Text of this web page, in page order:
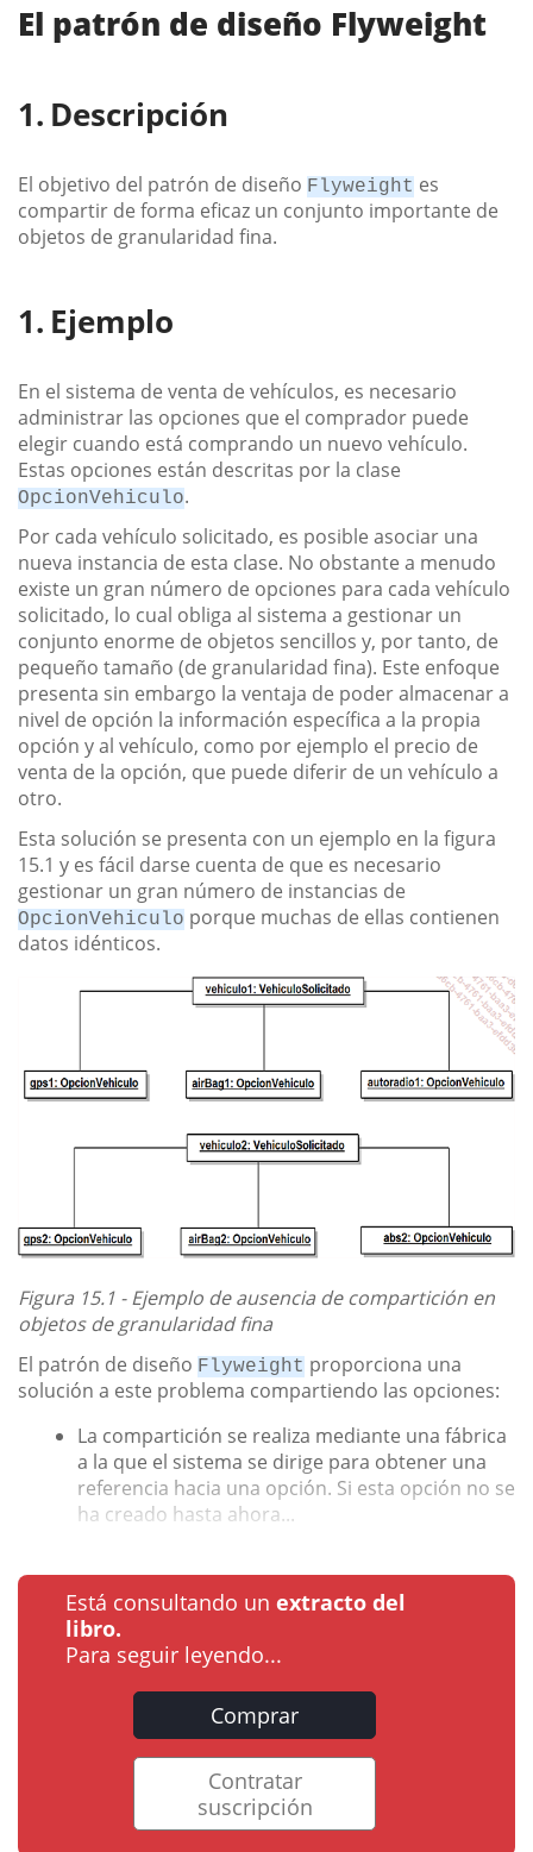
El patrón de diseño Flyweight
Descripción
El objetivo del patrón de diseño Flyweight es
compartir de forma eficaz un conjunto importante de
objetos de granularidad fina.
Ejemplo
En el sistema de venta de vehículos, es necesario
administrar las opciones que el comprador puede
elegir cuando está comprando un nuevo vehículo.
Estas opciones están descritas por la clase
OpcionVehiculo.
Por cada vehículo solicitado, es posible asociar una
nueva instancia de esta clase. No obstante a menudo
existe un gran número de opciones para cada vehículo
solicitado, lo cual obliga al sistema a gestionar un
conjunto enorme de objetos sencillos y, por tanto, de
pequeño tamaño (de granularidad fina). Este enfoque
presenta sin embargo la ventaja de poder almacenar a
nivel de opción la información específica a la propia
opción y al vehículo, como por ejemplo el precio de
venta de la opción, que puede diferir de un vehículo a
otro.
Esta solución se presenta con un ejemplo en la figura
15.1 y es fácil darse cuenta de que es necesario
gestionar un gran número de instancias de
OpcionVehiculo porque muchas de ellas contienen
datos idénticos.
Figura 15.1 - Ejemplo de ausencia de compartición en
objetos de granularidad fina
El patrón de diseño Flyweight proporciona una
solución a este problema compartiendo las opciones:
La compartición se realiza mediante una fábrica
a la que el sistema se dirige para obtener una
referencia hacia una opción. Si esta opción no se
ha creado hasta ahora...
Está consultando un extracto del
libro.
Para seguir leyendo...
Comprar
Contratar
suscripción